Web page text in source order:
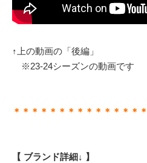
↑上の動画の「後編」
※23-24シーズンの動画です
＊＊＊＊＊＊＊＊＊＊＊＊＊＊
【 ブランド詳細↓ 】